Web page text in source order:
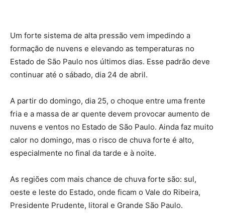
Um forte sistema de alta pressão vem impedindo a
formação de nuvens e elevando as temperaturas no
Estado de São Paulo nos últimos dias. Esse padrão deve
continuar até o sábado, dia 24 de abril.
A partir do domingo, dia 25, o choque entre uma frente
fria e a massa de ar quente devem provocar aumento de
nuvens e ventos no Estado de São Paulo. Ainda faz muito
calor no domingo, mas o risco de chuva forte é alto,
especialmente no final da tarde e à noite.
As regiões com mais chance de chuva forte são: sul,
oeste e leste do Estado, onde ficam o Vale do Ribeira,
Presidente Prudente, litoral e Grande São Paulo.